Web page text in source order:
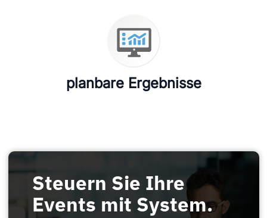
planbare Ergebnisse
Steuern Sie Ihre
Events mit System.